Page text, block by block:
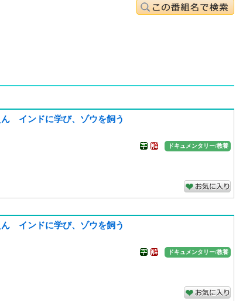
ん インドに学び、ゾウを飼う
ドキュメンタリー/教養
ん インドに学び、ゾウを飼う
ドキュメンタリー/教養